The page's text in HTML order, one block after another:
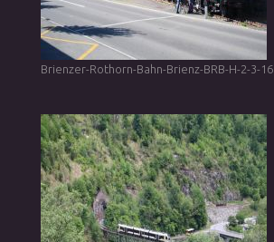
Brienzer-Rothorn-Bahn-Brienz-BRB-H-2-3-16